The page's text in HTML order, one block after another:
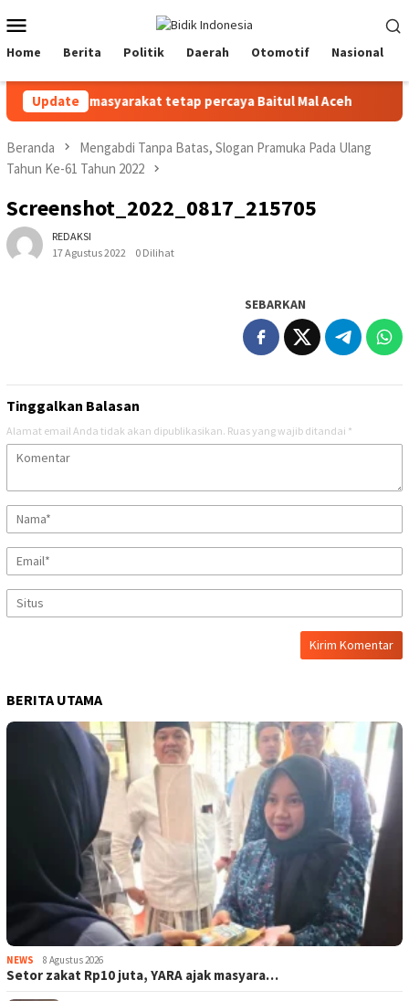
ke
kontenMobile
Home Berita Politik Daerah Otomotif Nasional
Update
ajak masyarakat tetap percaya Baitul Mal Aceh
Beranda
Mengabdi Tanpa Batas, Slogan Pramuka Pada Ulang
Tahun Ke-61 Tahun 2022
Screenshot_2022_0817_215705
REDAKSI
17 Agustus 2022
0 Dilihat
SEBARKAN
Tinggalkan Balasan
Alamat email Anda tidak akan dipublikasikan. Ruas yang wajib ditandai *
BERITA UTAMA
NEWS 8 Agustus 2026
Setor zakat Rp10 juta, YARA ajak masyara…